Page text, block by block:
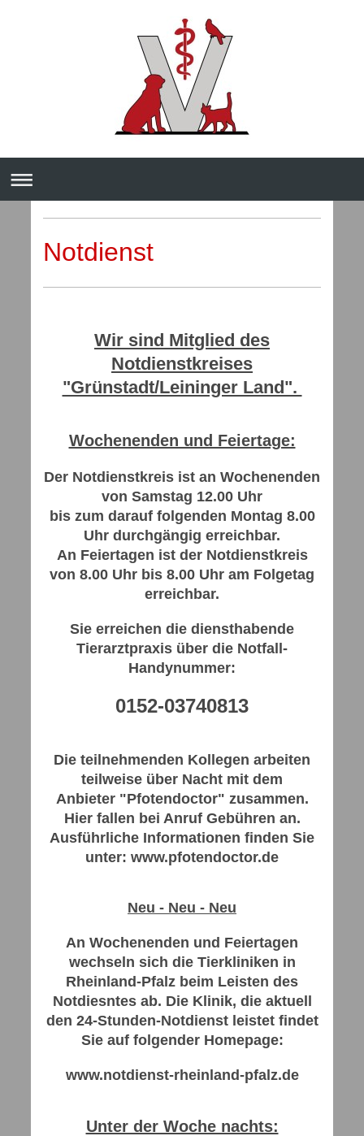
Notdienst
Wir sind Mitglied des
Notdienstkreises
"Grünstadt/Leininger Land".
Wochenenden und Feiertage:
Der Notdienstkreis ist an Wochenenden
von Samstag 12.00 Uhr
bis zum darauf folgenden Montag 8.00
Uhr durchgängig erreichbar.
An Feiertagen ist der Notdienstkreis
von 8.00 Uhr bis 8.00 Uhr am Folgetag
erreichbar.
Sie erreichen die diensthabende
Tierarztpraxis über die Notfall-
Handynummer:
0152-03740813
Die teilnehmenden Kollegen arbeiten
teilweise über Nacht mit dem
Anbieter "Pfotendoctor" zusammen.
Hier fallen bei Anruf Gebühren an.
Ausführliche Informationen finden Sie
unter: www.pfotendoctor.de
Neu - Neu - Neu
An Wochenenden und Feiertagen
wechseln sich die Tierkliniken in
Rheinland-Pfalz beim Leisten des
Notdiesntes ab. Die Klinik, die aktuell
den 24-Stunden-Notdienst leistet findet
Sie auf folgender Homepage:
www.notdienst-rheinland-pfalz.de
Unter der Woche nachts: